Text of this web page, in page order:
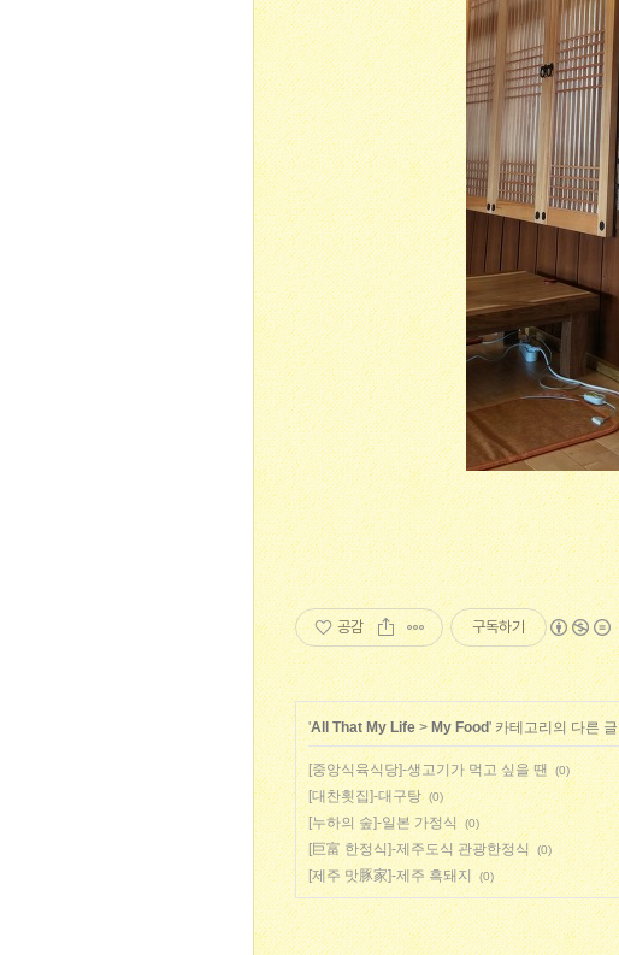
공감 구독하기
'All That My Life>My Food' 카테고리의 다른 글
[중앙식육식당]-생고기가 먹고 싶을 땐 (0)
[대찬횟집]-대구탕 (0)
[누하의 숲]-일본 가정식 (0)
[巨富 한정식]-제주도식 관광한정식 (0)
[제주 맛豚家]-제주 흑돼지 (0)